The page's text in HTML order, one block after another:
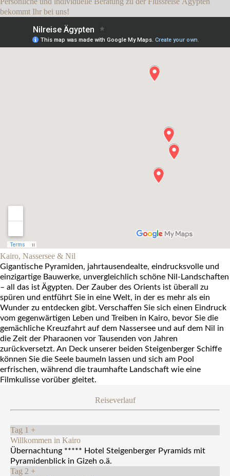
bekommt Ihr bei uns!
Kairo, Nassersee & Nil
Gigantische Pyramiden, jahrtausendealte, eindrucksvolle und
einzigartige Bauwerke, unvergleichlich schöne Nil-Landschaften
– all das ist Ägypten. Der Zauber des Orients ist überall zu
spüren und entführt Sie in eine Welt, in der es mehr als ein
Wunder zu entdecken gibt. Verschaffen Sie sich einen Eindruck
vom gegenwärtigen Leben und Treiben in Kairo, bevor Sie die
gemächliche Kreuzfahrt auf dem Nassersee und auf dem Nil in
die Zeit der Pharaonen vor Tausenden von Jahren
zurückversetzt. An Deck unserer beiden Steigenberger Schiffe
können Sie die Seele baumeln lassen und sich am Pool
erfrischen, während die traumhafte Landschaft wie eine
Filmkulisse vorüber gleitet.
Reiseverlauf
Tag 1 +
Willkommen in Kairo
Übernachtung ***** Hotel Steigenberger Pyramids mit
Pyramidenblick in Gizeh o.ä.
Tag 2 +